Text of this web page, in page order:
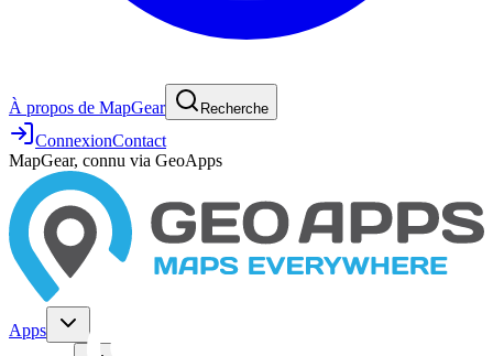
À propos de MapGear Recherche
ConnexionContact
MapGear, connu via GeoApps
Apps